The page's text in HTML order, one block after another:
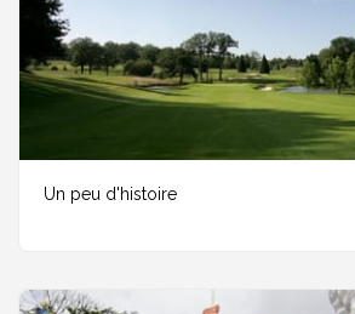
Un peu d'histoire